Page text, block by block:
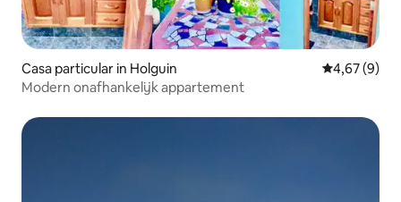
Casa particular in Holguin Gemiddelde
4,67 (9)
Modern onafhankelijk appartement